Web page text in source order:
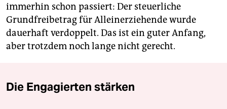
immerhin schon passiert: Der steuerliche
Grundfreibetrag für Alleinerziehende wurde
dauerhaft verdoppelt. Das ist ein guter Anfang,
aber trotzdem noch lange nicht gerecht.
Die Engagierten stärken